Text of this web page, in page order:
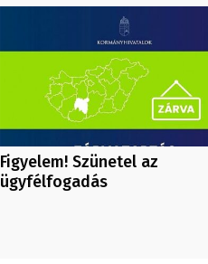
Figyelem! Szünetel az
ügyfélfogadás